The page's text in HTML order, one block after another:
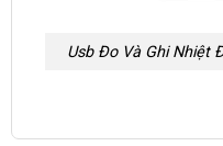
Usb Đo Và Ghi Nhiệt